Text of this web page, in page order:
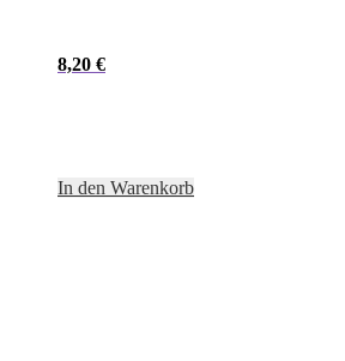
8,20 €
In den Warenkorb